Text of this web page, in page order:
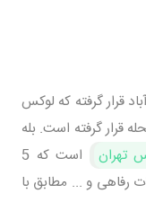
قرار گرفته که لوکس
قرار گرفته است. بله
تهران
است که 5
رفاهی و ... مطابق با